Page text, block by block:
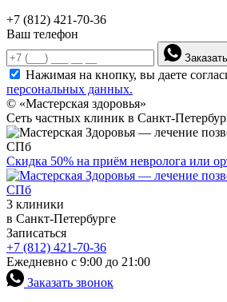
+7 (812) 421-70-36
Ваш телефон
Нажимая на кнопку, вы даете
персональных данных.
© «Мастерская здоровья»
Сеть частных клиник в Санкт-
Скидка 50% на приём невролога или
3 клиники
в Санкт-Петербурге
Записаться
+7 (812) 421-70-36
Ежедневно с 9:00 до 21:00
Заказать звонок